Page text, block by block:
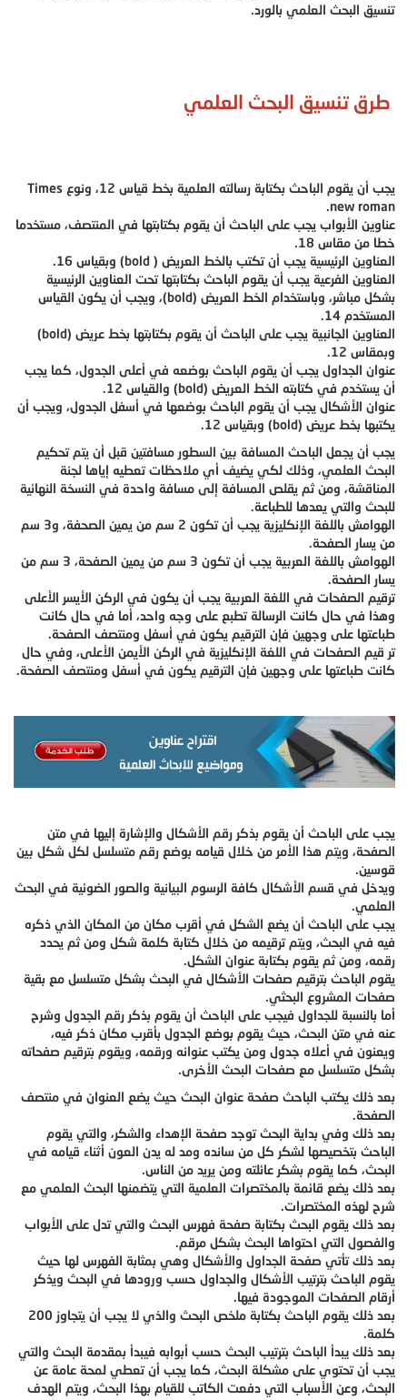
تنسيق البحث العلمي بالورد.
طرق تنسيق البحث العلمي
يجب أن يقوم الباحث بكتابة رسالته العلمية بخط قياس 12، ونوع Times
new roman.
عناوين الأبواب يجب على الباحث أن يقوم بكتابتها في المنتصف، مستخدما
خطا من مقاس 18.
العناوين الرئيسية يجب أن تكتب بالخط العريض ( bold) وبقياس 16.
العناوين الفرعية يجب أن يقوم الباحث بكتابتها تحت العناوين الرئيسية
بشكل مباشر، وباستخدام الخط العريض (bold)، ويجب أن يكون القياس
المستخدم 14.
العناوين الجانبية يجب على الباحث أن يقوم بكتابتها بخط عريض (bold)
وبمقاس 12.
عنوان الجداول يجب أن يقوم الباحث بوضعه في أعلى الجدول، كما يجب
أن يستخدم في كتابته الخط العريض (bold) والقياس 12.
عنوان الأشكال يجب أن يقوم الباحث بوضعها في أسفل الجدول، ويجب أن
يكتبها بخط عريض (bold) وبقياس 12.
يجب أن يجعل الباحث المسافة بين السطور مسافتين قبل أن يتم تحكيم
البحث العلمي، وذلك لكي يضيف أي ملاحظات تعطيه إياها لجنة
المناقشة، ومن ثم يقلص المسافة إلى مسافة واحدة في النسخة النهائية
للبحث والتي يعدها للطباعة.
الهوامش باللغة الإنكليزية يجب أن تكون 2 سم من يمين الصحفة، و3 سم
من يسار الصفحة.
الهوامش باللغة العربية يجب أن تكون 3 سم من يمين الصفحة، 3 سم من
يسار الصفحة.
ترقيم الصفحات في اللغة العربية يجب أن يكون في الركن الأيسر الأعلى
وهذا في حال كانت الرسالة تطبع على وجه واحد، أما في حال كانت
طباعتها على وجهين فإن الترقيم يكون في أسفل ومنتصف الصفحة.
تر قيم الصفحات في اللغة الإنكليزية في الركن الأيمن الأعلى، وفي حال
كانت طباعتها على وجهين فإن الترقيم يكون في أسفل ومنتصف الصفحة.
يجب على الباحث أن يقوم بذكر رقم الأشكال والإشارة إليها في متن
الصفحة، ويتم هذا الأمر من خلال قيامه بوضع رقم متسلسل لكل شكل بين
قوسين.
ويدخل في قسم الأشكال كافة الرسوم البيانية والصور الضوئية في البحث
العلمي.
يجب على الباحث أن يضع الشكل في أقرب مكان من المكان الذي ذكره
فيه في البحث، ويتم ترقيمه من خلال كتابة كلمة شكل ومن ثم يحدد
رقمه، ومن ثم يقوم بكتابة عنوان الشكل.
يقوم الباحث بترقيم صفحات الأشكال في البحث بشكل متسلسل مع بقية
صفحات المشروع البحثي.
أما بالنسبة للجداول فيجب على الباحث أن يقوم بذكر رقم الجدول وشرح
عنه في متن البحث، حيث يقوم بوضع الجدول بأقرب مكان ذكر فيه،
ويعنون في أعلاه جدول ومن يكتب عنوانه ورقمه، ويقوم بترقيم صفحاته
بشكل متسلسل مع صفحات البحث الأخرى.
بعد ذلك يكتب الباحث صفحة عنوان البحث حيث يضع العنوان في منتصف
الصفحة.
بعد ذلك وفي بداية البحث توجد صفحة الإهداء والشكر، والتي يقوم
الباحث بتخصيصها لشكر كل من سانده ومد له يدن العون أثناء قيامه في
البحث، كما يقوم بشكر عائلته ومن يريد من الناس.
بعد ذلك يضع قائمة بالمختصرات العلمية التي يتضمنها البحث العلمي مع
شرح لهذه المختصرات.
بعد ذلك يقوم البحث بكتابة صفحة فهرس البحث والتي تدل على الأبواب
والفصول التي احتواها البحث بشكل مرقم.
بعد ذلك تأتي صفحة الجداول والأشكال وهي بمثابة الفهرس لها حيث
يقوم الباحث بترتيب الأشكال والجداول حسب ورودها في البحث ويذكر
أرقام الصفحات الموجودة فيها.
بعد ذلك يقوم الباحث بكتابة ملخص البحث والذي لا يجب أن يتجاوز 200
كلمة.
بعد ذلك يبدأ الباحث بترتيب البحث حسب أبوابه فيبدأ بمقدمة البحث والتي
يجب أن تحتوي على مشكلة البحث، كما يجب أن تعطي لمحة عامة عن
البحث، وعن الأسباب التي دفعت الكاتب للقيام بهذا البحث، ويتم الهدف